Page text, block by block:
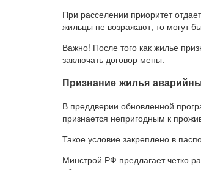
При расселении приоритет
жильцы не возражают, то могут
Важно! После того как жилье
заключать договор мены.
Признание жилья
В преддверии обновленной
признается непригодным к
Такое условие закреплено в
Минстрой РФ предлагает четко